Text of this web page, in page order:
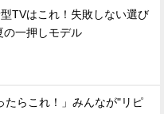
TVはこれ！失敗しない選び
の一押しモデル
たらこれ！」みんなが"リピ